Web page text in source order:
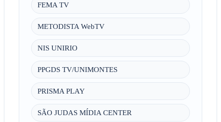
FEMA TV
METODISTA WebTV
NIS UNIRIO
PPGDS TV/UNIMONTES
PRISMA PLAY
SÃO JUDAS MÍDIA CENTER